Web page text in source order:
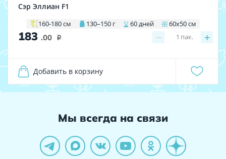
Сэр Эллиан F1
160-180 см 130–150 г 60 дней 60х50 см
183 .00 i − +
1 пак.
Добавить в корзину
Мы всегда на связи